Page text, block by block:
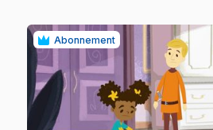
Abonnement